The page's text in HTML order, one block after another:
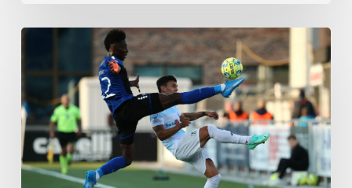
var
nok
mod